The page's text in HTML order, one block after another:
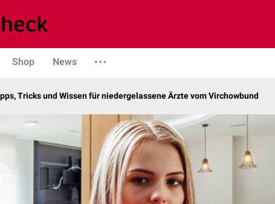
Shop News
Tricks und Wissen für niedergelassene Ärzte vom Virchowbund